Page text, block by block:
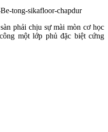
phải chịu sự mài mòn cơ học
một lớp phủ đặc biệt cứng